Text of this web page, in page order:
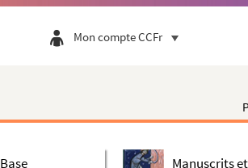
Mon compte CCFr
Base
Manuscrits et